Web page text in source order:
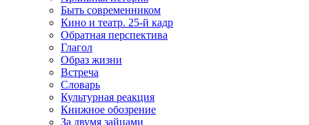
Быть современником
Кино и театр. 25-й кадр
Обратная перспектива
Глагол
Образ жизни
Встреча
Словарь
Культурная реакция
Книжное обозрение
За двумя зайцами